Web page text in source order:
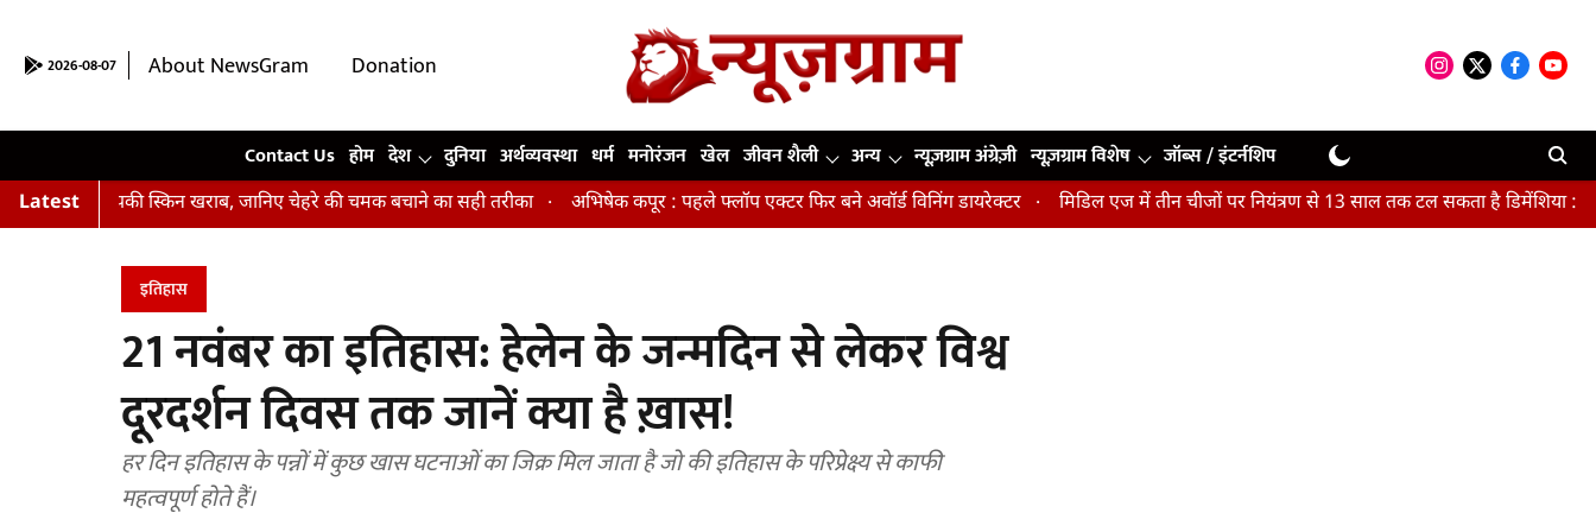
2026-08-07 About NewsGram
Donation
Contact Us होम देश दुनिया अर्थव्यवस्था धर्म मनोरंजन खेल जीवन शैली अन्य न्यूज़ग्राम अंग्रेज़ी न्यूज़ग्राम विशेष जॉब्स / इंटर्नशिप
Latest
हैं आपकी स्किन खराब, जानिए चेहरे की चमक बचाने का सही तरीका अभिषेक कपूर : पहले फ्लॉप एक्टर फिर बने अवॉर्ड विनिंग डायरेक्टर मिडिल एज में तीन चीजों पर नियंत्रण से 13 साल तक टल सकता है डिमेंशिया : अध्ययन
इतिहास
21 नवंबर का इतिहास: हेलेन के जन्मदिन से लेकर विश्व
दूरदर्शन दिवस तक जानें क्या है ख़ास!
हर दिन इतिहास के पन्नों में कुछ खास घटनाओं का जिक्र मिल जाता है जो की इतिहास के परिप्रेक्ष्य से काफी
महत्वपूर्ण होते हैं।